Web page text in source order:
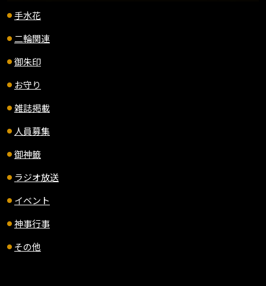
手水花
二輪関連
御朱印
お守り
雑誌掲載
人員募集
御神籤
ラジオ放送
イベント
神事行事
その他